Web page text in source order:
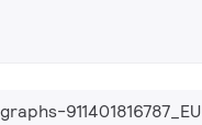
911401816787_EU